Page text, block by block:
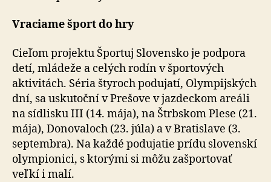
Vraciame šport do hry
Cieľom projektu Športuj Slovensko je podpora
detí, mládeže a celých rodín v športových
aktivitách. Séria štyroch podujatí, Olympijských
dní, sa uskutoční v Prešove v jazdeckom areáli
na sídlisku III (14. mája), na Štrbskom Plese (21.
mája), Donovaloch (23. júla) a v Bratislave (3.
septembra). Na každé podujatie prídu slovenskí
olympionici, s ktorými si môžu zašportovať
veľkí i malí.